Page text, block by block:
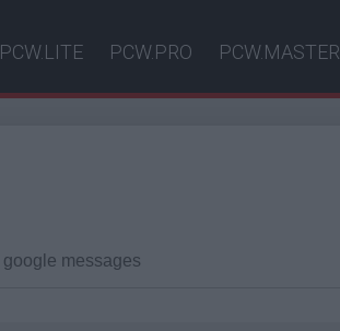
PCW.LITE PCW.PRO PCW.MASTER